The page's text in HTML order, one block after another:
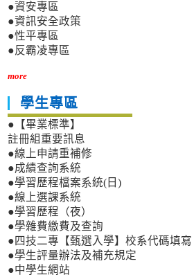
●資安專區
●資訊安全政策
●性平專區
●反霸凌專區
more
學生專區
●【畢業標準】
註冊組重要訊息
●線上申請重補修
●成績查詢系統
●學習歷程檔案系統(日)
●線上選課系統
●學習歷程（夜）
●學雜費繳費及查詢
●四技二專【甄選入學】校系代碼填寫
●學生評量辦法及補充規定
●中學生網站